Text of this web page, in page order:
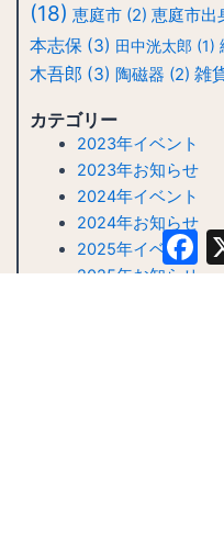
(18) 恵庭市(2) 恵庭市出
本志保(3) 田中洸太郎 (1)
木吾郎 (3) 陶磁器 (2) 雑
カテゴリー
2023年イベント
2023年お知らせ
2024年イベント
2024年お知らせ
2025年イベント
2025年お知らせ